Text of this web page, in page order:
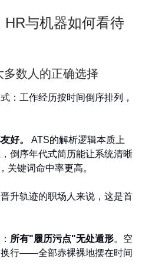
HR与机器如何看待
数人的正确选择
：工作经历按时间倒序排列，
好。
ATS的解析逻辑本质上
倒序年代式简历能让系统清晰
关键词命中率更高。
升轨迹的职场人来说，这是首
所有"履历污点"无处遁形。空
换行——全部赤裸裸地摆在时间